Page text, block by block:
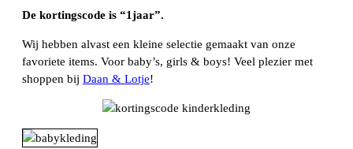
De kortingscode is “1jaar”.
Wij hebben alvast een kleine selectie gemaakt van onze
favoriete items. Voor baby’s, girls & boys! Veel plezier met
shoppen bij Daan & Lotje!